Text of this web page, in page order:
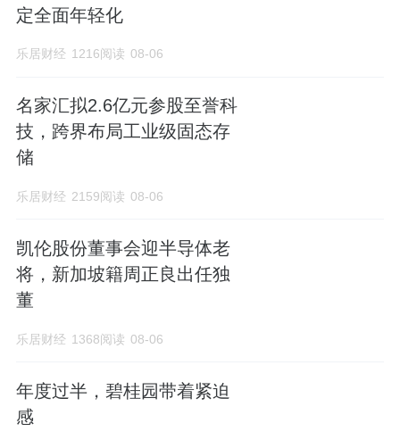
定全面年轻化
乐居财经 1216阅读 08-06
名家汇拟2.6亿元参股至誉科
技，跨界布局工业级固态存
储
乐居财经 2159阅读 08-06
凯伦股份董事会迎半导体老
将，新加坡籍周正良出任独
董
乐居财经 1368阅读 08-06
年度过半，碧桂园带着紧迫
感